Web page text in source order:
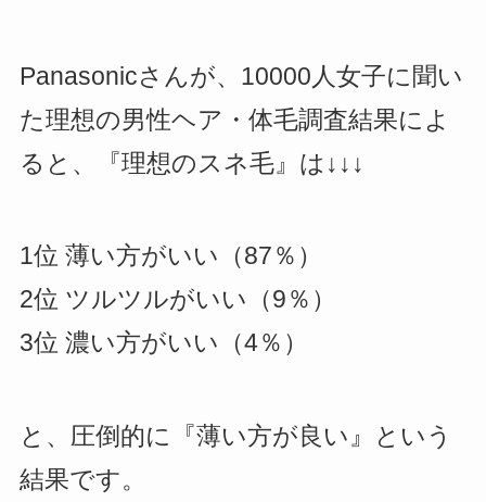
Panasonicさんが、10000人女子に聞い
た理想の男性ヘア・体毛調査結果によ
ると、『理想のスネ毛』は↓↓↓
1位 薄い方がいい（87％）
2位 ツルツルがいい（9％）
3位 濃い方がいい（4％）
と、圧倒的に『薄い方が良い』という
結果です。